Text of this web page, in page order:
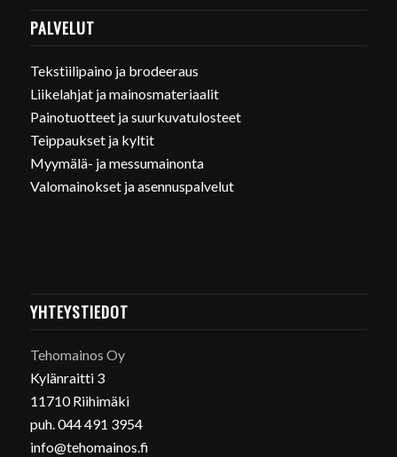
PALVELUT
Tekstiilipaino ja brodeeraus
Liikelahjat ja mainosmateriaalit
Painotuotteet ja suurkuvatulosteet
Teippaukset ja kyltit
Myymälä- ja messumainonta
Valomainokset ja asennuspalvelut
YHTEYSTIEDOT
Tehomainos Oy
Kylänraitti 3
11710 Riihimäki
puh. 044 491 3954
info@tehomainos.fi